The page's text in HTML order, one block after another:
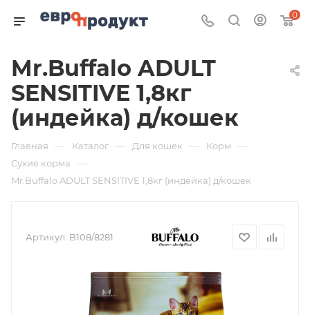
0
Mr.Buffalo ADULT
SENSITIVE 1,8кг
(индейка) д/кошек
Главная — Каталог — Для кошек — Корм —
Сухие корма —
Mr.Buffalo ADULT SENSITIVE 1,8кг (индейка) д/кошек
Артикул: B108/8281